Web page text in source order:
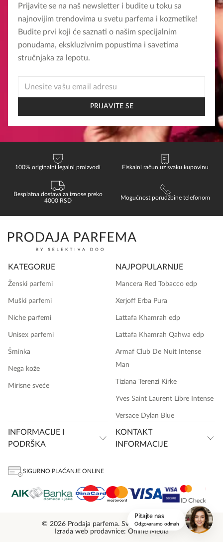
Prijavite se na naš newsletter i budite u toku sa
najnovijim trendovima u svetu parfema i kozmetike!
Budite prvi koji će saznati o našim specijalnim
ponudama, ekskluzivnim popustima i savetima
stručnjaka za lepotu.
EMAIL
PRIJAVITE SE
100% originalni legalni proizvodi Fiskalni račun uz svaku kupovinu
Besplatna dostava za iznose preko
4000 RSD
Mogućnost porudžbine telefonom
KATEGORIJE
Ženski parfemi
Muški parfemi
Niche parfemi
Unisex parfemi
Šminka
Nega kože
Mirisne sveće
NAJPOPULARNIJE
Mancera Red Tobacco edp
Xerjoff Erba Pura
Lattafa Khamrah edp
Lattafa Khamrah Qahwa edp
Armaf Club De Nuit Intense
Man
Tiziana Terenzi Kirke
Yves Saint Laurent Libre Intense
Versace Dylan Blue
INFORMACIJE I
PODRŠKA
KONTAKT
INFORMACIJE
SIGURNO PLAĆANJE ONLINE
© 2026 Prodaja parfema. Sva prava zadržana.
Izrada web prodavnice: Online Media
Pitajte nas
Odgovaramo odmah